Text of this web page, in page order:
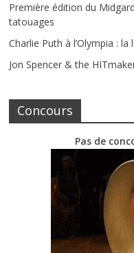
Première édition du
tatouages
Charlie Puth à l’Olympia :
Jon Spencer & the
Concours
Pas de